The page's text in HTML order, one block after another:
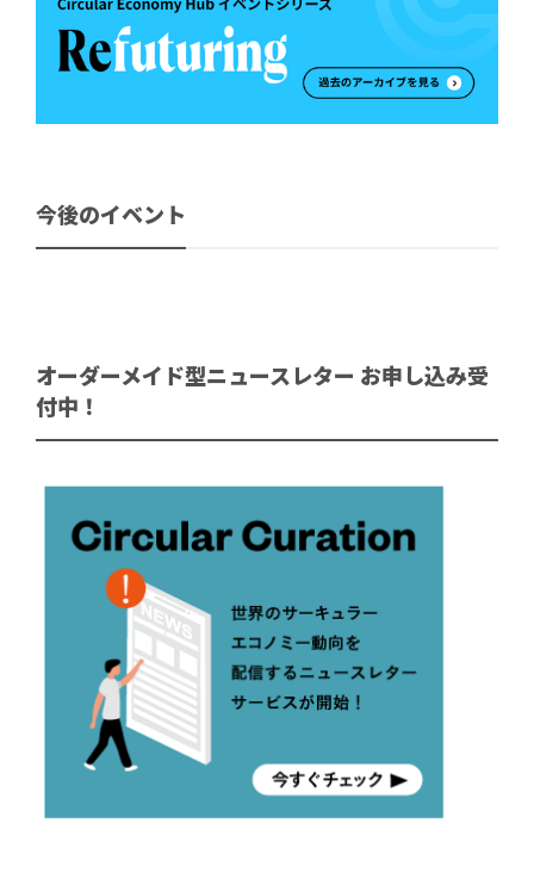
今後のイベント
オーダーメイド型ニュースレター お申し込み受
付中！